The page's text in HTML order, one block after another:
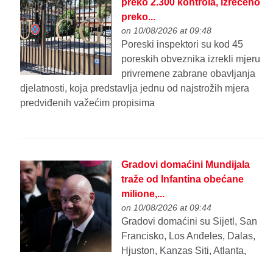
preko 2.300 kontrola, izrečeno
preko...
on 10/08/2026 at 09:48
Poreski inspektori su kod 45
poreskih obveznika izrekli mjeru
privremene zabrane obavljanja
djelatnosti, koja predstavlja jednu od najstrožih mjera
predviđenih važećim propisima
Gradovi domaćini Mundijala
traže od Infantina obećane
milione,...
on 10/08/2026 at 09:44
Gradovi domaćini su Sijetl, San
Francisko, Los Anđeles, Dalas,
Hjuston, Kanzas Siti, Atlanta,